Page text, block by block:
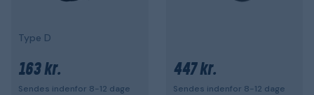
Type D
163 kr.
Sendes indenfor 8-12 dage
447 kr.
Sendes indenfor 8-12 dage